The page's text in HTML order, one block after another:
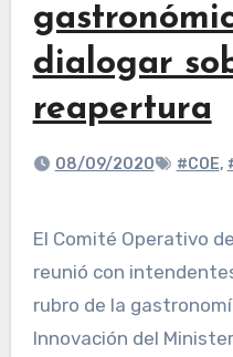
dialogar
reapertura
08/09/2020 #COE,
El Comité Operativo de Emergencia (COE) se
reunió con
rubro de la
Innovación del